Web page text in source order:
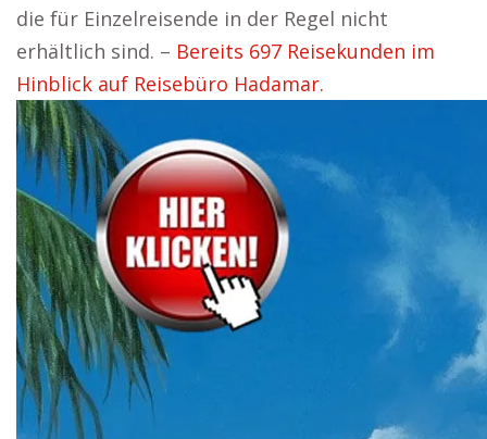
die für Einzelreisende in der Regel nicht
erhältlich sind. – Bereits 697 Reisekunden im
Hinblick auf Reisebüro Hadamar.